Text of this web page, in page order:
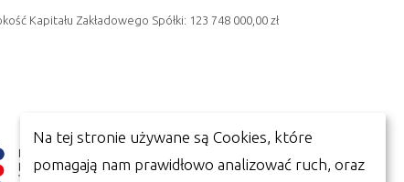
Kapitału Zakładowego Spółki: 123 748 000,00 zł
Na tej stronie używane są Cookies, które
pomagają nam prawidłowo analizować ruch, oraz